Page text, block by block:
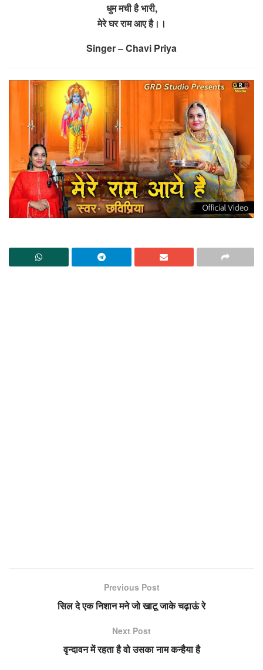
धुम मची है भारी,
मेरे घर राम आए है।।
Singer – Chavi Priya
Previous Post
सिल दे एक निशान मने जो खाटू जाके चढ़ाऊं रे
Next Post
वृन्दावन में रहता है वो उसका नाम कन्हैया है